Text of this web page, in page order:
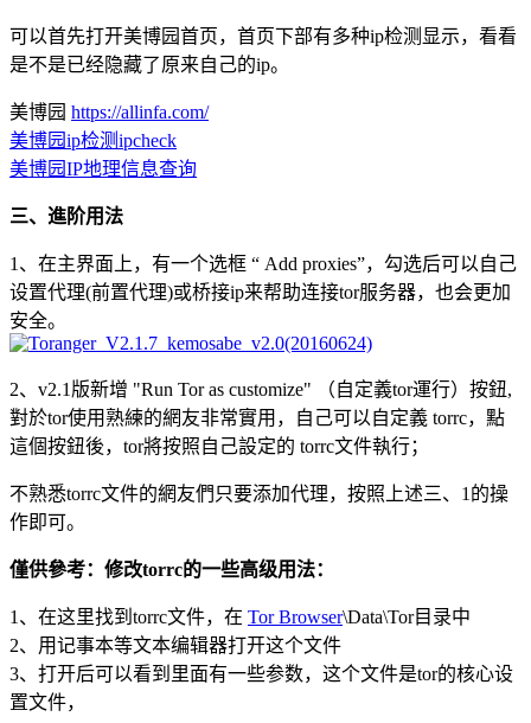
可以首先打开美博园首页，首页下部有多种ip检测显示，看看
是不是已经隐藏了原来自己的ip。
美博园 https://allinfa.com/
美博园ip检测ipcheck
美博园IP地理信息查询
三、進阶用法
1、在主界面上，有一个选框 “ Add proxies”，勾选后可以自己
设置代理(前置代理)或桥接ip来帮助连接tor服务器，也会更加
安全。
2、v2.1版新增 "Run Tor as customize" （自定義tor運行）按鈕,
對於tor使用熟練的網友非常實用，自己可以自定義 torrc，點
這個按鈕後，tor將按照自己設定的 torrc文件執行；
不熟悉torrc文件的網友們只要添加代理，按照上述三、1的操
作即可。
僅供參考：修改torrc的一些高级用法：
1、在这里找到torrc文件，在 Tor Browser\Data\Tor目录中
2、用记事本等文本编辑器打开这个文件
3、打开后可以看到里面有一些参数，这个文件是tor的核心设
置文件，